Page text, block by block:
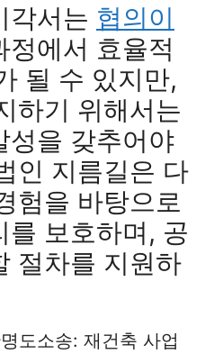
각서는 협의이
정에서 효율적
될 수 있지만,
하기 위해서는
성을 갖추어야
인 지름길은 다
험을 바탕으로
를 보호하며, 공
절차를 지원하
도소송: 재건축 사업